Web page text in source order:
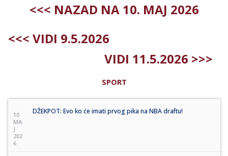
<<< NAZAD NA 10. MAJ 2026
<<< VIDI 9.5.2026
VIDI 11.5.2026 >>>
SPORT
10
MA
J
202
6
DŽEKPOT: Evo ko će imati prvog pika na NBA draftu!